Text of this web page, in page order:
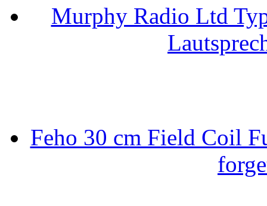
Murphy Radio Ltd
Feho 30 cm Field Coil